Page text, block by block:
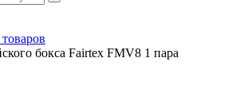
бокса Fairtex FMV8 1 пара